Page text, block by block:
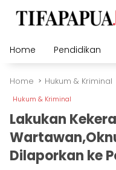
Home
Pendidikan
Home Hukum & Kriminal
Hukum & Kriminal
Lakukan
Dilaporkan ke